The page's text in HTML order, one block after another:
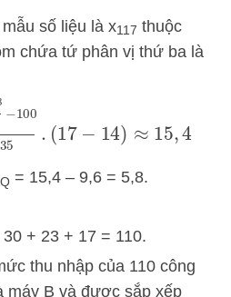
số liệu là x117 thuộc
chứa tứ phân vị thứ ba là
4−100
= 15,4 – 9,6 = 5,8.
+ 23 + 17 = 110.
thu nhập của 110 công
máy B và được sắp xếp